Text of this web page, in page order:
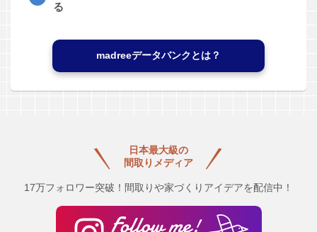
る
madreeデータバンクとは？
日本最大級の
間取りメディア
17万フォロワー突破！間取りや家づくりアイデアを配信中！